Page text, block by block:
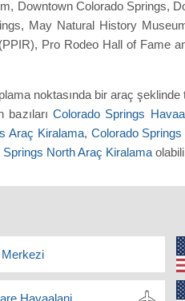
Downtown Colorado Springs,
May Natural History
Pro Rodeo Hall of Fame
noktasında bir araç şeklinde
Colorado Springs
Araç Kiralama, Colorado
Springs North Araç Kiralama